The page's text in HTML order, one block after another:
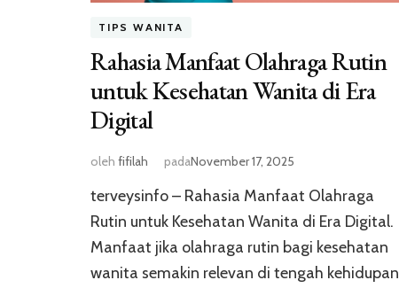
TIPS WANITA
Rahasia Manfaat Olahraga Rutin
untuk Kesehatan Wanita di Era
Digital
oleh fifilah padaNovember 17, 2025
terveysinfo – Rahasia Manfaat Olahraga
Rutin untuk Kesehatan Wanita di Era Digital.
Manfaat jika olahraga rutin bagi kesehatan
wanita semakin relevan di tengah kehidupan